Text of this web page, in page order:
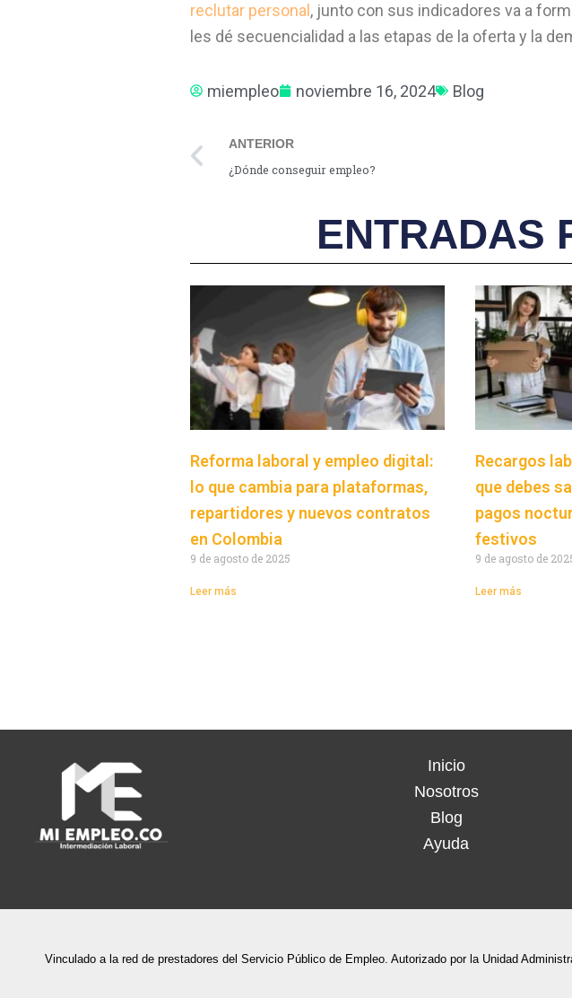
reclutar personal , junto con sus indicadores va a
les dé secuencialidad a las etapas de la oferta y la
miempleo noviembre 16, 2024 Blog
Prev
ANTERIOR
¿Dónde conseguir empleo?
ENTRADAS
Reforma laboral y empleo digital:
lo que cambia para plataformas,
repartidores y nuevos contratos
en Colombia
9 de agosto de 2025
Leer más
Recargos
que debes
pagos
festivos
9 de agosto de
Leer más
Inicio
Nosotros
Blog
Ayuda
Vinculado a la red de prestadores del Servicio Público de Empleo. Autorizado por la Unidad